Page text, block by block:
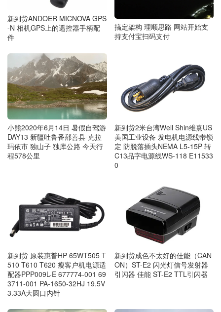
新到货ANDOER MICNOVA GPS
-N 相机GPS上的遥控器手柄配
件
搞定架构 理顺思路 网站开始支
持支付宝扫码支付
小熊2020年6月14日 暑假自驾游
DAY13 新疆吐鲁番鄯善县-克拉
玛依市 独山子 独库公路 今天行
程578公里
新到货2米台湾Well Shin维熹US
美国工业设备 发电机电源线带锁
定 防脱落插头NEMA L5-15P 转
C13品字电源线WS-118 E11533
0
新到货 原装惠普HP 65WT505 T
510 T610 T620 瘦客户机电源适
配器PPP009L-E 677774-001 69
3711-001 PA-1650-32HJ 19.5V
3.33A大圆口内针
新到货成色不太好的佳能（CAN
ON）ST-E2 闪光灯信号发射器
引闪器 佳能 ST-E2 TTL引闪器